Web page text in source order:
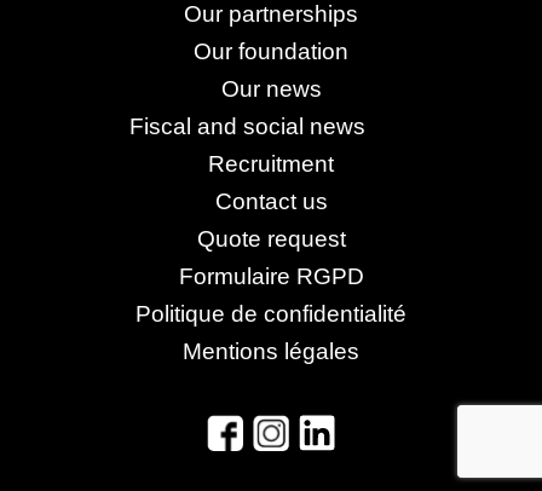
Our partnerships
Our foundation
Our news
Fiscal and social news
Recruitment
Contact us
Quote request
Formulaire RGPD
Politique de confidentialité
Mentions légales